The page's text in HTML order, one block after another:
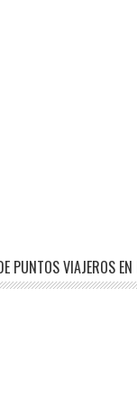
PUNTOS VIAJEROS EN